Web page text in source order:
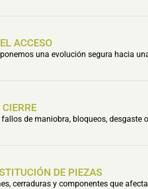
ACCESO
una evolución segura hacia
de maniobra, bloqueos, desgaste
DE PIEZAS
cerraduras y componentes que